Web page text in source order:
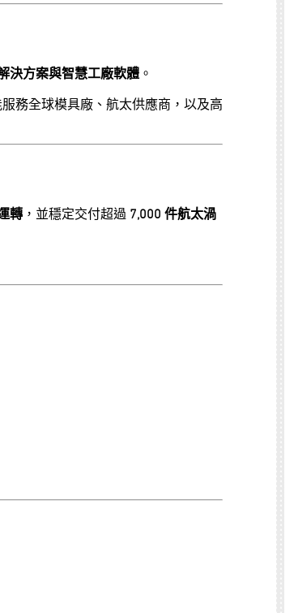
決方案與智慧工廠軟體 。
務全球模具廠、航太供應商，以及高
轉 ，並穩定交付超過 7,000 件航太渦